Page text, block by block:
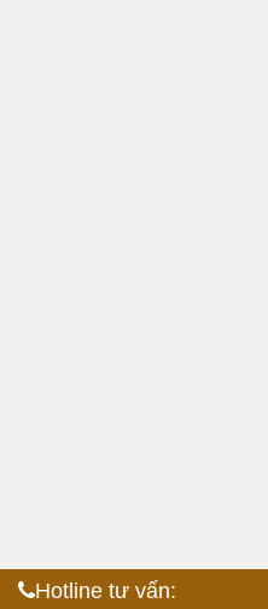
Hotline tư vấn: